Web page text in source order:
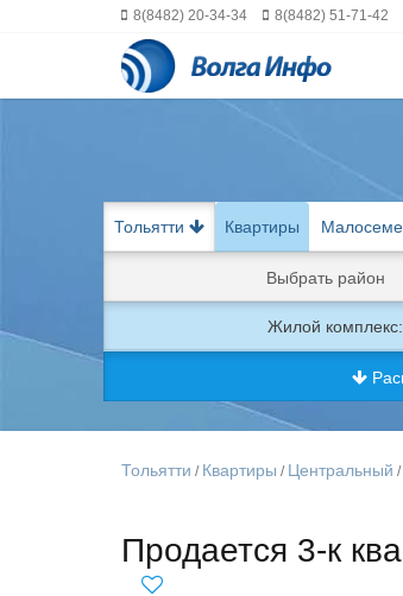
8(8482) 20-34-34 8(8482) 51-71-42
Тольятти Квартиры
Выбрать район
Жилой комплекс:
Тольятти / Квартиры / Центральный /
Продается 3-к